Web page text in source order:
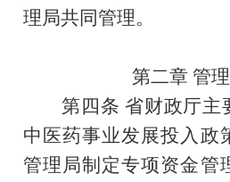
理局共同管理。
第二章 管
第四条 省财政厅主
中医药事业发展投入政
管理局制定专项资金管